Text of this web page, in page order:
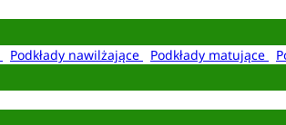
Podkłady nawilżające Podkłady matujące